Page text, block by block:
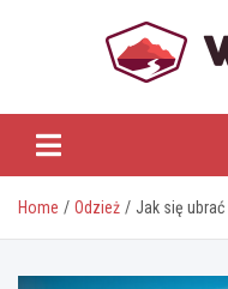
Home Odzież Jak się